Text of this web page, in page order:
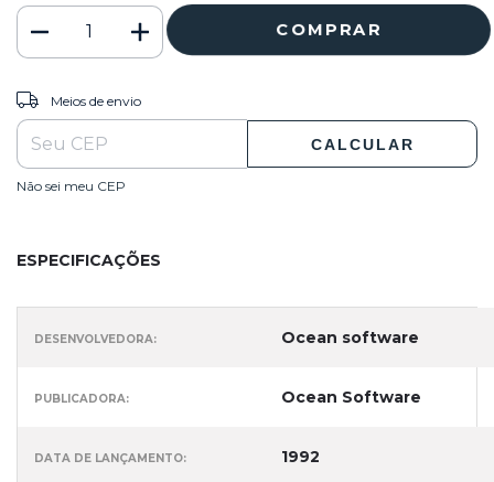
Entregas para o CEP:
Meios de envio
CALCULAR
Não sei meu CEP
ESPECIFICAÇÕES
DESENVOLVEDORA: Ocean software
PUBLICADORA: Ocean Software
DATA DE LANÇAMENTO: 1992